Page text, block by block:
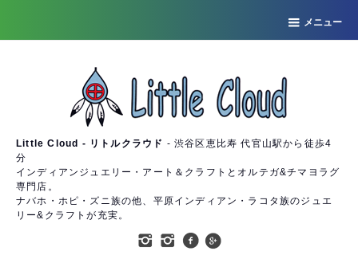
メニュー
Little Cloud - リトルクラウド - 渋谷区恵比寿 代官山駅から徒歩4
分
インディアンジュエリー・アート＆クラフトとオルテガ&チマヨラグ
専門店。
ナバホ・ホピ・ズニ族の他、平原インディアン・ラコタ族のジュエ
リー&クラフトが充実。